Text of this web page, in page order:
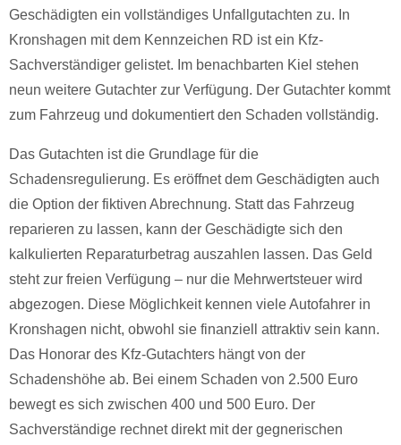
Geschädigten ein vollständiges Unfallgutachten zu. In
Kronshagen mit dem Kennzeichen RD ist ein Kfz-
Sachverständiger gelistet. Im benachbarten Kiel stehen
neun weitere Gutachter zur Verfügung. Der Gutachter kommt
zum Fahrzeug und dokumentiert den Schaden vollständig.
Das Gutachten ist die Grundlage für die
Schadensregulierung. Es eröffnet dem Geschädigten auch
die Option der fiktiven Abrechnung. Statt das Fahrzeug
reparieren zu lassen, kann der Geschädigte sich den
kalkulierten Reparaturbetrag auszahlen lassen. Das Geld
steht zur freien Verfügung – nur die Mehrwertsteuer wird
abgezogen. Diese Möglichkeit kennen viele Autofahrer in
Kronshagen nicht, obwohl sie finanziell attraktiv sein kann.
Das Honorar des Kfz-Gutachters hängt von der
Schadenshöhe ab. Bei einem Schaden von 2.500 Euro
bewegt es sich zwischen 400 und 500 Euro. Der
Sachverständige rechnet direkt mit der gegnerischen